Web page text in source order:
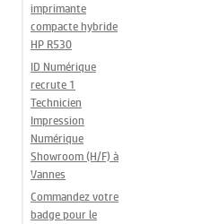
imprimante
compacte hybride
HP R530
ID Numérique
recrute 1
Technicien
Impression
Numérique
Showroom (H/F) à
Vannes
Commandez votre
badge pour le